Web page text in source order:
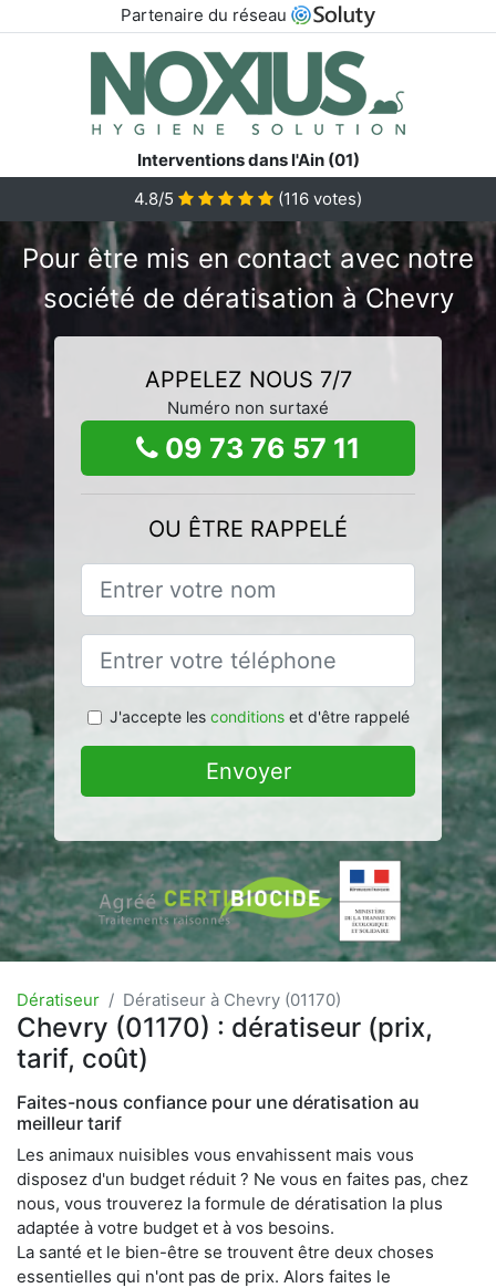
Partenaire du réseau
Interventions dans l'Ain (01)
4.8/5
(116 votes)
Pour être mis en contact avec notre
société de dératisation à Chevry
APPELEZ NOUS 7/7
Numéro non surtaxé
09 73 76 57 11
OU ÊTRE RAPPELÉ
J'accepte les conditionset d'être rappelé
Envoyer
Dératiseur Dératiseur à Chevry (01170)
Chevry (01170) : dératiseur (prix,
tarif, coût)
Faites-nous confiance pour une dératisation au
meilleur tarif
Les animaux nuisibles vous envahissent mais vous
disposez d'un budget réduit ? Ne vous en faites pas, chez
nous, vous trouverez la formule de dératisation la plus
adaptée à votre budget et à vos besoins.
La santé et le bien-être se trouvent être deux choses
essentielles qui n'ont pas de prix. Alors faites le